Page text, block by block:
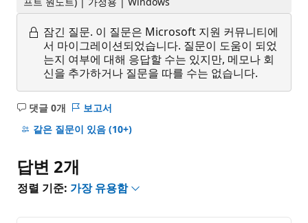
잠긴 질문. 이 질문은 Microsoft 지원 커뮤니티에
서 마이그레이션되었습니다. 질문이 도움이 되었
는지 여부에 대해 응답할 수는 있지만, 메모나 회
신을 추가하거나 질문을 따를 수는 없습니다.
댓글 0개
설
명
음
보고서
같은 질문이 있음 (10+)
답변 2개
정렬 기준: 가장 유용함